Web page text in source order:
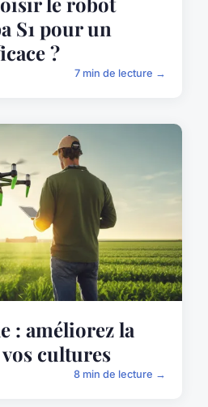
S1 pour un
?
7 min de lecture →
: améliorez la
cultures
8 min de lecture →